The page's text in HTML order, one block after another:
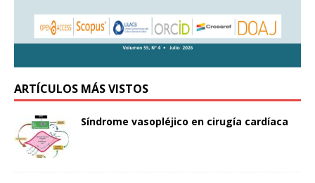
ARTÍCULOS MÁS VISTOS
Síndrome vasopléjico en cirugía cardíaca